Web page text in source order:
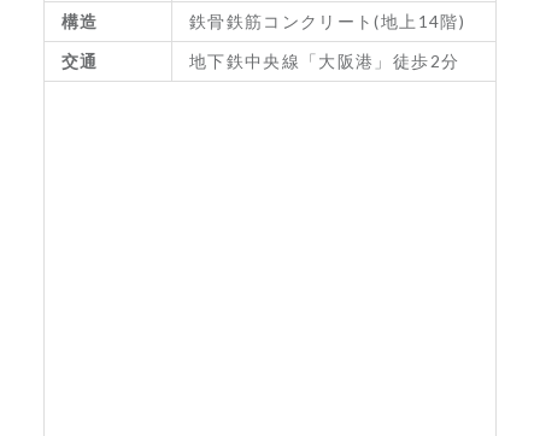
構造 鉄骨鉄筋コンクリート(地上14階)
交通 地下鉄中央線「大阪港」徒歩2分